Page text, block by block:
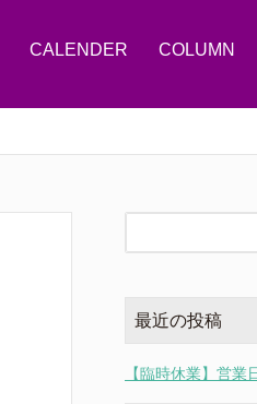
CALENDER COLUMN
最近の投稿
【臨時休業】営